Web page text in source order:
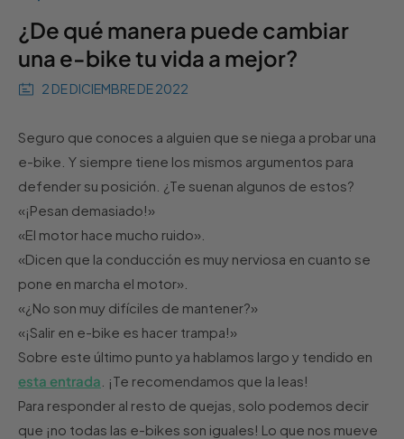
¿De qué manera puede cambiar
una e-bike tu vida a mejor?
2 DE DICIEMBRE DE 2022
Seguro que conoces a alguien que se niega a probar una
e-bike. Y siempre tiene los mismos argumentos para
defender su posición. ¿Te suenan algunos de estos?
«¡Pesan demasiado!»
«El motor hace mucho ruido».
«Dicen que la conducción es muy nerviosa en cuanto se
pone en marcha el motor».
«¿No son muy difíciles de mantener?»
«¡Salir en e-bike es hacer trampa!»
Sobre este último punto ya hablamos largo y tendido en
esta entrada . ¡Te recomendamos que la leas!
Para responder al resto de quejas, solo podemos decir
que ¡no todas las e-bikes son iguales! Lo que nos mueve